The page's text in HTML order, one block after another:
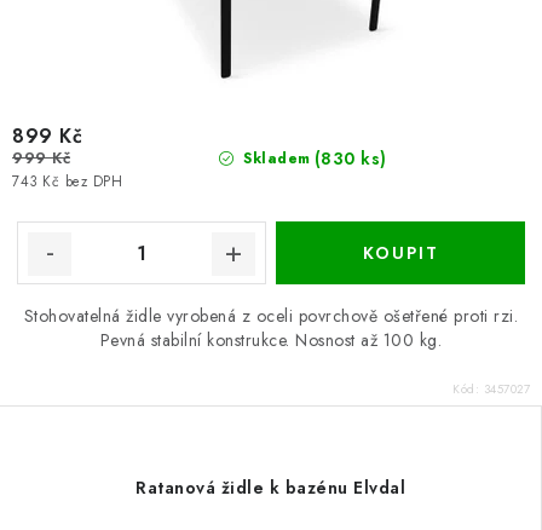
Skladem (830 ks)
743 Kč bez DPH
899 Kč
999 Kč
Stohovatelná židle vyrobená z oceli povrchově ošetřené proti rzi.
Pevná stabilní konstrukce. Nosnost až 100 kg.
Kód: 3457027
Ratanová židle k bazénu Elvdal